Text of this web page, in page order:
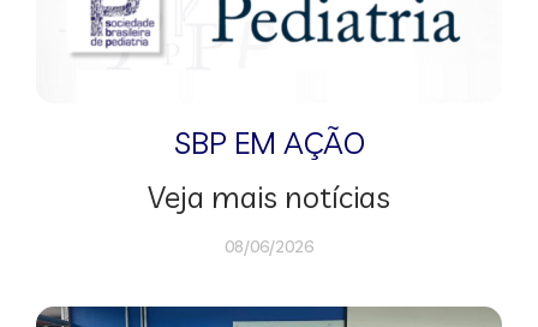
SBP EM AÇÃO
Veja mais notícias
08/06/2026